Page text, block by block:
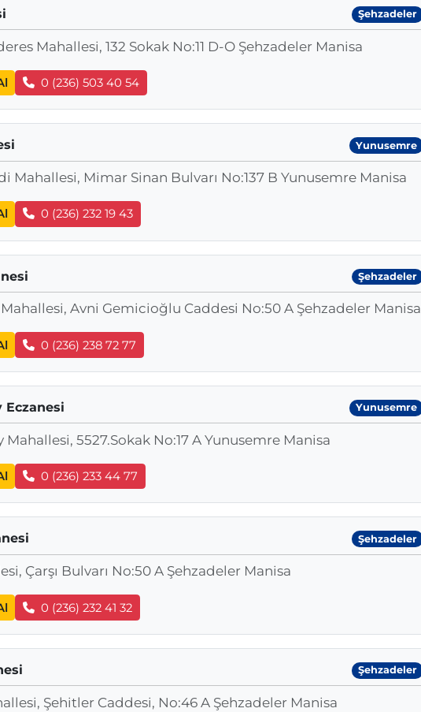
Şehzadeler
Mahallesi, 132 Sokak No:11 D-O Şehzadeler Manisa
0 (236) 503 40 54
Yunusemre
Mahallesi, Mimar Sinan Bulvarı No:137 B Yunusemre Manisa
0 (236) 232 19 43
Şehzadeler
Avni Gemicioğlu Caddesi No:50 A Şehzadeler Manisa
0 (236) 238 72 77
Eczanesi Yunusemre
5527.Sokak No:17 A Yunusemre Manisa
0 (236) 233 44 77
Şehzadeler
Çarşı Bulvarı No:50 A Şehzadeler Manisa
0 (236) 232 41 32
Şehzadeler
Şehitler Caddesi, No:46 A Şehzadeler Manisa